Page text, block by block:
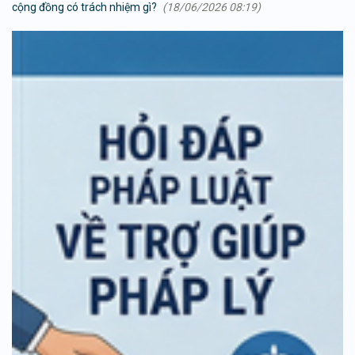
cộng đồng có trách nhiệm gì? (18/06/2026 08:19)